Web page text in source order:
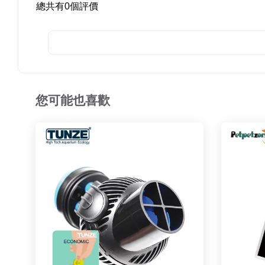
總共有0個評價
您可能也喜歡